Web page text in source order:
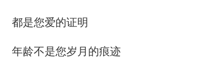
都是您爱的证明
年龄不是您岁月的痕迹